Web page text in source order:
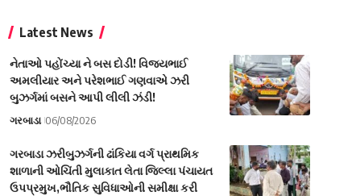
Latest News
નેતાઓ પહોંચ્યા ને બસ દોડી! વિજયભાઈ
અમલીયાર અને પરેશભાઈ ગણવાએ ઝરી
બુઝર્ગમાં બસને આપી લીલી ઝંડી!
ગરબાડા 06/08/2026
ગરબાડા ઝરીબુઝર્ગની ઢાંકિયા વર્ગ પ્રાથમિક
શાળાની ઓચિંતી મુલાકાત લેતા જિલ્લા પંચાયત
ઉપપ્રમુખ,ભૌતિક સુવિધાઓની સમીક્ષા કરી